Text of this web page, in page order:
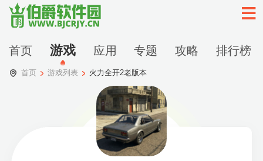
首页 游戏 应用 专题 攻略 排行榜
首页 游戏列表 火力全开2老版本